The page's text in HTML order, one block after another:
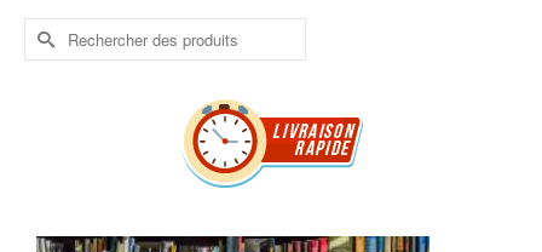
Rechercher :